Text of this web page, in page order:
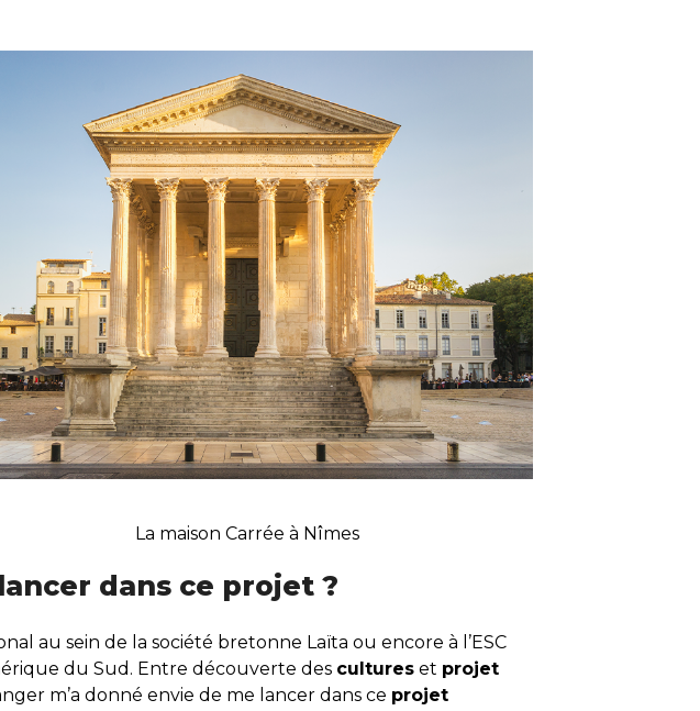
La maison Carrée à Nîmes
dans ce projet ?
au sein de la société bretonne Laïta ou encore à l’ESC
du Sud. Entre découverte des cultures et projet
m’a donné envie de me lancer dans ce projet